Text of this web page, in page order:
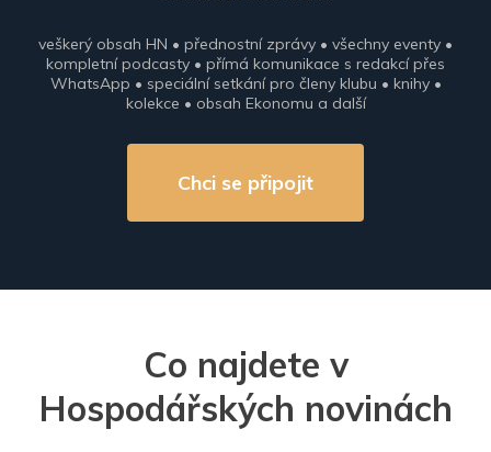
veškerý obsah HN • přednostní zprávy • všechny eventy •
kompletní podcasty • přímá komunikace s redakcí přes
WhatsApp • speciální setkání pro členy klubu • knihy •
kolekce • obsah Ekonomu a další
Chci se připojit
Co najdete v
Hospodářských novinách